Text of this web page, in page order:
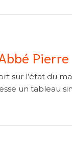
Pierre
sur l’état du
un tableau